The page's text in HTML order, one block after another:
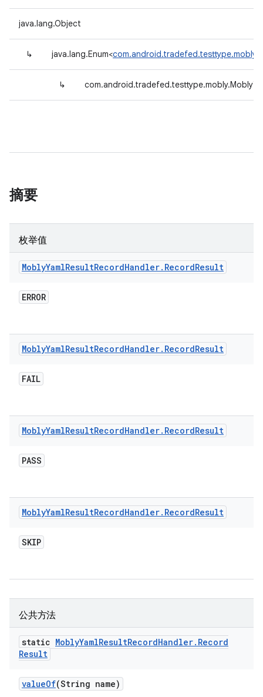
java.lang.Object
↳ java.lang.Enum<
↳
摘要
枚举值
MoblyYamlResultRecordHandler. RecordResult
ERROR
MoblyYamlResultRecordHandler. RecordResult
FAIL
MoblyYamlResultRecordHandler. RecordResult
PASS
MoblyYamlResultRecordHandler. RecordResult
SKIP
公共方法
static MoblyYamlResultRecordHandler. Record
Result
valueOf(String name)